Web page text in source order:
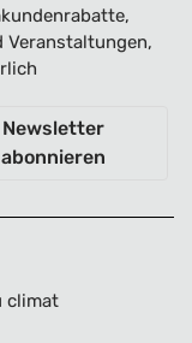
Veranstaltungen,
Newsletter
abonnieren
climat